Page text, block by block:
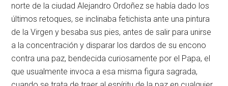
norte de la ciudad Alejandro Ordoñez se había dado los
últimos retoques, se inclinaba fetichista ante una pintura
de la Virgen y besaba sus pies, antes de salir para unirse
a la concentración y disparar los dardos de su encono
contra una paz, bendecida curiosamente por el Papa, el
que usualmente invoca a esa misma figura sagrada,